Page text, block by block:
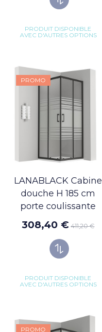
PRODUIT DISPONIBLE
AVEC D'AUTRES OPTIONS
PROMO
LANABLACK Cabine
douche H 185 cm
porte coulissante
308,40 € 411,20 €
PRODUIT DISPONIBLE
AVEC D'AUTRES OPTIONS
PROMO